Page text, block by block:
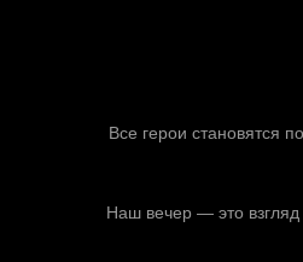
Все герои становятся
Наш вечер — это взгляд